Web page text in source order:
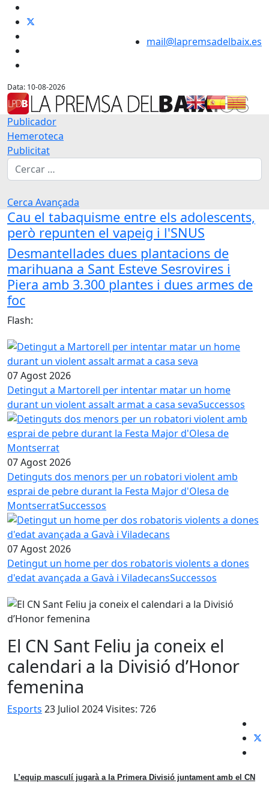
Data: 10-08-2026
mail@lapremsadelbaix.es
Publicador
Hemeroteca
Publicitat
Cerca
Cerca Avançada
Cau el tabaquisme entre els adolescents,
però repunten el vapeig i l'SNUS
Desmantellades dues plantacions de
marihuana a Sant Esteve Sesrovires i
Piera amb 3.300 plantes i dues armes de
foc
Flash:
07 Agost 2026
Detingut a Martorell per intentar matar un home
durant un violent assalt armat a casa sevaSuccessos
07 Agost 2026
Detinguts dos menors per un robatori violent amb
esprai de pebre durant la Festa Major d'Olesa de
MontserratSuccessos
07 Agost 2026
Detingut un home per dos robatoris violents a dones
d'edat avançada a Gavà i ViladecansSuccessos
El CN Sant Feliu ja coneix el
calendari a la Divisió d’Honor
femenina
Esports 23 Juliol 2024Visites: 726
L’equip masculí jugarà a la Primera Divisió juntament amb el CN